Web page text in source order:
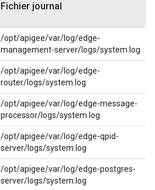
Fichier journal
/opt/apigee/var/log/edge-
management-server/logs/system.log
/opt/apigee/var/log/edge-
router/logs/system.log
/opt/apigee/var/log/edge-message-
processor/logs/system.log
/opt/apigee/var/log/edge-qpid-
server/logs/system.log
/opt/apigee/var/log/edge-postgres-
server/logs/system.log